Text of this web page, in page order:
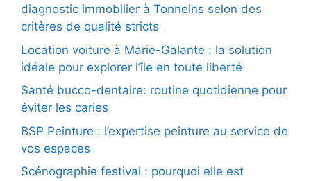
diagnostic immobilier à Tonneins selon des
critères de qualité stricts
Location voiture à Marie-Galante : la solution
idéale pour explorer l’île en toute liberté
Santé bucco-dentaire: routine quotidienne pour
éviter les caries
BSP Peinture : l’expertise peinture au service de
vos espaces
Scénographie festival : pourquoi elle est